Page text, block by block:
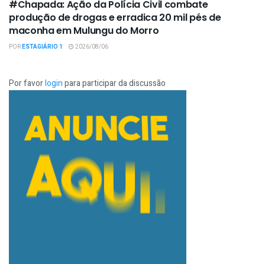
#Chapada: Ação da Polícia Civil combate
produção de drogas e erradica 20 mil pés de
maconha em Mulungu do Morro
PORESTAGIÁRIO 1 2026/08/06
Por favorloginpara participar da discussão